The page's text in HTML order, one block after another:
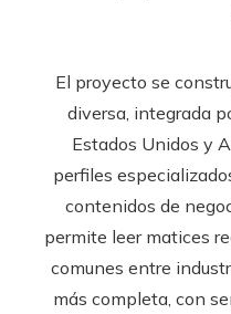
El proyecto se
diversa, integrada
Estados Unidos y
perfiles
contenidos de
permite leer matices
comunes entre
más completa, con